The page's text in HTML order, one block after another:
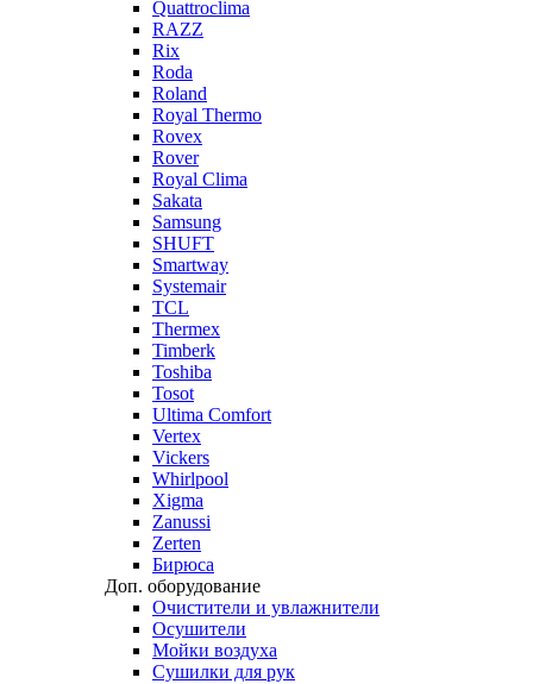
Quattroclima
RAZZ
Rix
Roda
Roland
Royal Thermo
Rovex
Rover
Royal Clima
Sakata
Samsung
SHUFT
Smartway
Systemair
TCL
Thermex
Timberk
Toshiba
Tosot
Ultima Comfort
Vertex
Vickers
Whirlpool
Xigma
Zanussi
Zerten
Бирюса
Доп. оборудование
Очистители и увлажнители
Осушители
Мойки воздуха
Сушилки для рук